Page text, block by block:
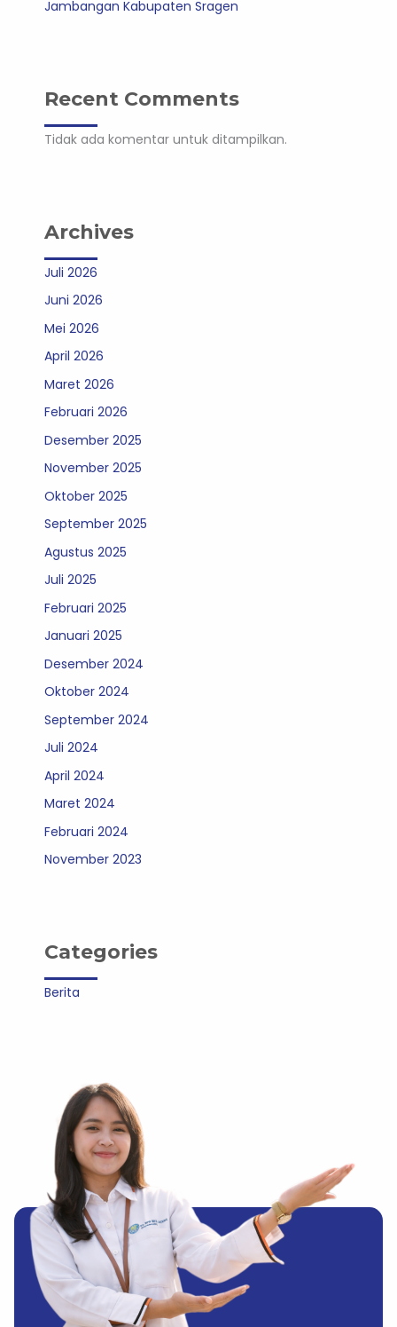
Jambangan Kabupaten Sragen
Recent Comments
Tidak ada komentar untuk ditampilkan.
Archives
Juli 2026
Juni 2026
Mei 2026
April 2026
Maret 2026
Februari 2026
Desember 2025
November 2025
Oktober 2025
September 2025
Agustus 2025
Juli 2025
Februari 2025
Januari 2025
Desember 2024
Oktober 2024
September 2024
Juli 2024
April 2024
Maret 2024
Februari 2024
November 2023
Categories
Berita